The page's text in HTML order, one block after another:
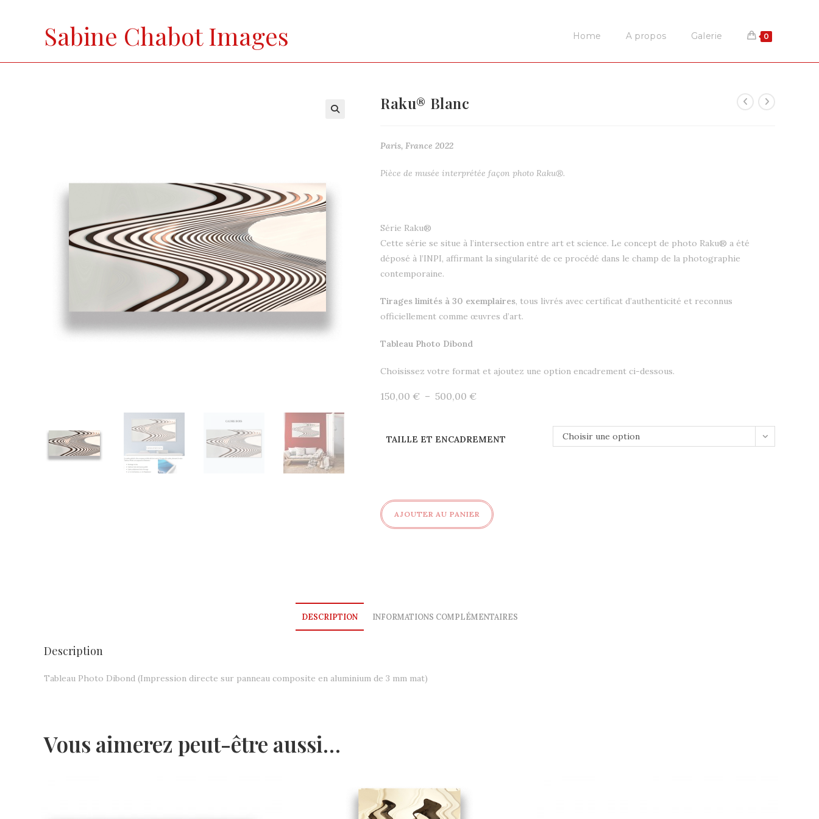
Sabine Chabot Images Home A propos Galerie 0
Raku® Blanc
Paris, France 2022
Pièce de musée interprétée façon photo Raku®.
Série Raku®
Cette série se situe à l’intersection entre art et science. Le concept de photo Raku® a été
déposé à l’INPI, affirmant la singularité de ce procédé dans le champ de la photographie
contemporaine.
Tirages limités à 30 exemplaires, tous livrés avec certificat d’authenticité et reconnus
officiellement comme œuvres d’art.
Tableau Photo Dibond
Choisissez votre format et ajoutez une option encadrement ci-dessous.
150,00 € – 500,00 €
500,00 €
TAILLE ET ENCADREMENT Choisir une option
quantité
de
AJOUTER AU PANIER
DESCRIPTION INFORMATIONS COMPLÉMENTAIRES
Description
Tableau Photo Dibond (Impression directe sur panneau composite en aluminium de 3 mm mat)
Vous aimerez peut-être aussi…